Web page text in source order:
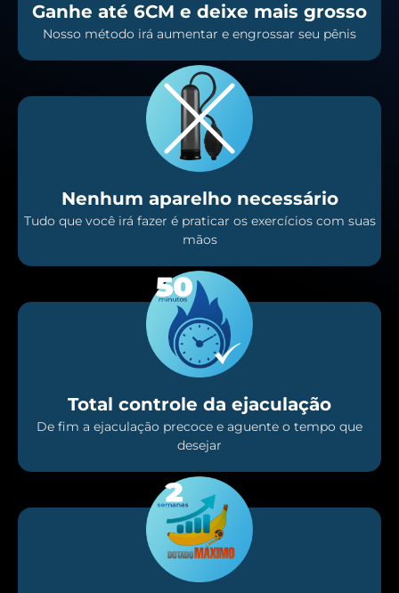
Ganhe até 6CM e deixe mais grosso
Nosso método irá aumentar e engrossar seu pênis
Nenhum aparelho necessário
Tudo que você irá fazer é praticar os exercícios com suas
mãos
Total controle da ejaculação
De fim a ejaculação precoce e aguente o tempo que
desejar